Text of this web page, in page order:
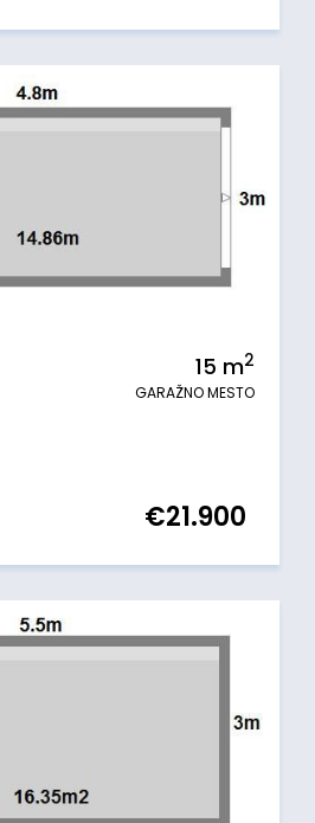
15 m2
GARAŽNO MESTO
€21.900